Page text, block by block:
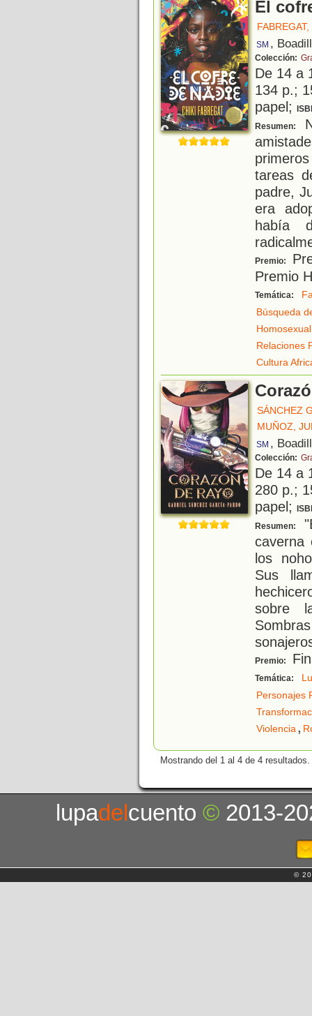
El
SM ,
Colección:
De 14 a
134 p.;
papel;
Resumen:
tareas
padre,
era
había
Premio:
Premio
Temática:
Búsqueda
Relaciones
Cultura
SÁNCHEZ
MUÑOZ,
SM ,
Colección:
De 14 a
280 p.;
papel;
Resumen:
caverna
los
Sus
sobre
Premio:
Temática:
Personajes
Violencia,
Mostrando del 1 al 4 de 4 resultados.
lupadelcuento© 2013-
©